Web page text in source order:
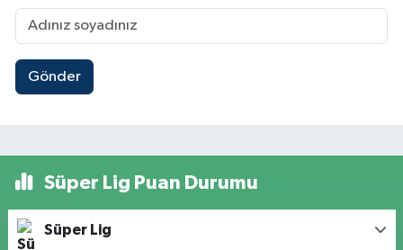
Gönder
Süper Lig Puan Durumu
Süper Lig